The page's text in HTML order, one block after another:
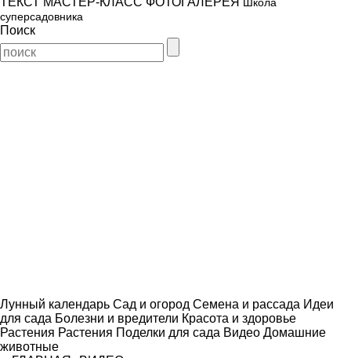
суперсадовника
Поиск
Лунный календарь Сад и огород Семена и рассада Идеи
для сада Болезни и вредители Красота и здоровье
Растения Растения Поделки для сада Видео Домашние
животные